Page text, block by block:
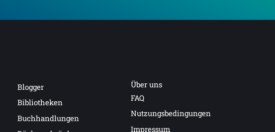
Blogger
Bibliotheken
Buchhandlungen
Über uns
FAQ
Nutzungsbedingungen
Impressum